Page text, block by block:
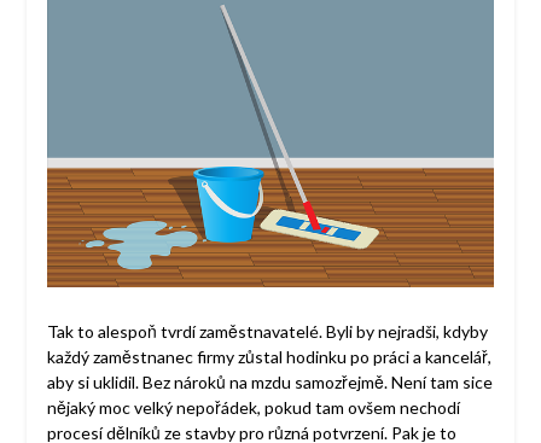
Tak to alespoň tvrdí zaměstnavatelé. Byli by nejradši, kdyby
každý zaměstnanec firmy zůstal hodinku po práci a kancelář,
aby si uklidil. Bez nároků na mzdu samozřejmě. Není tam sice
nějaký moc velký nepořádek, pokud tam ovšem nechodí
procesí dělníků ze stavby pro různá potvrzení. Pak je to